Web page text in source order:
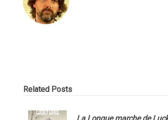
Related Posts